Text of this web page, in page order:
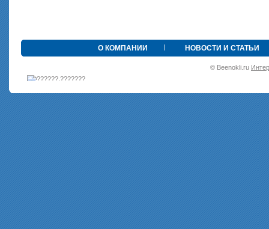
О КОМПАНИИ НОВОСТИ И СТАТЬИ
© Beenokli.ru
•